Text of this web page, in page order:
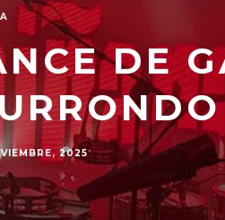
DE
2025